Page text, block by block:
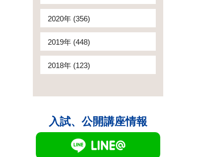
2020年 (356)
2019年 (448)
2018年 (123)
入試、公開講座情報